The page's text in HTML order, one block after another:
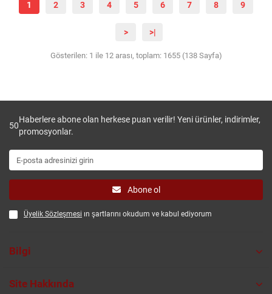
1 2 3 4 5 6 7 8 9
> >|
Gösterilen: 1 ile 12 arası, toplam: 1655 (138 Sayfa)
50
Haberlere abone olan herkese puan verilir! Yeni ürünler, indirimler,
promosyonlar.
Abone ol
Üyelik Sözleşmesi ın şartlarını okudum ve kabul ediyorum
Bilgi
Site Hakkında